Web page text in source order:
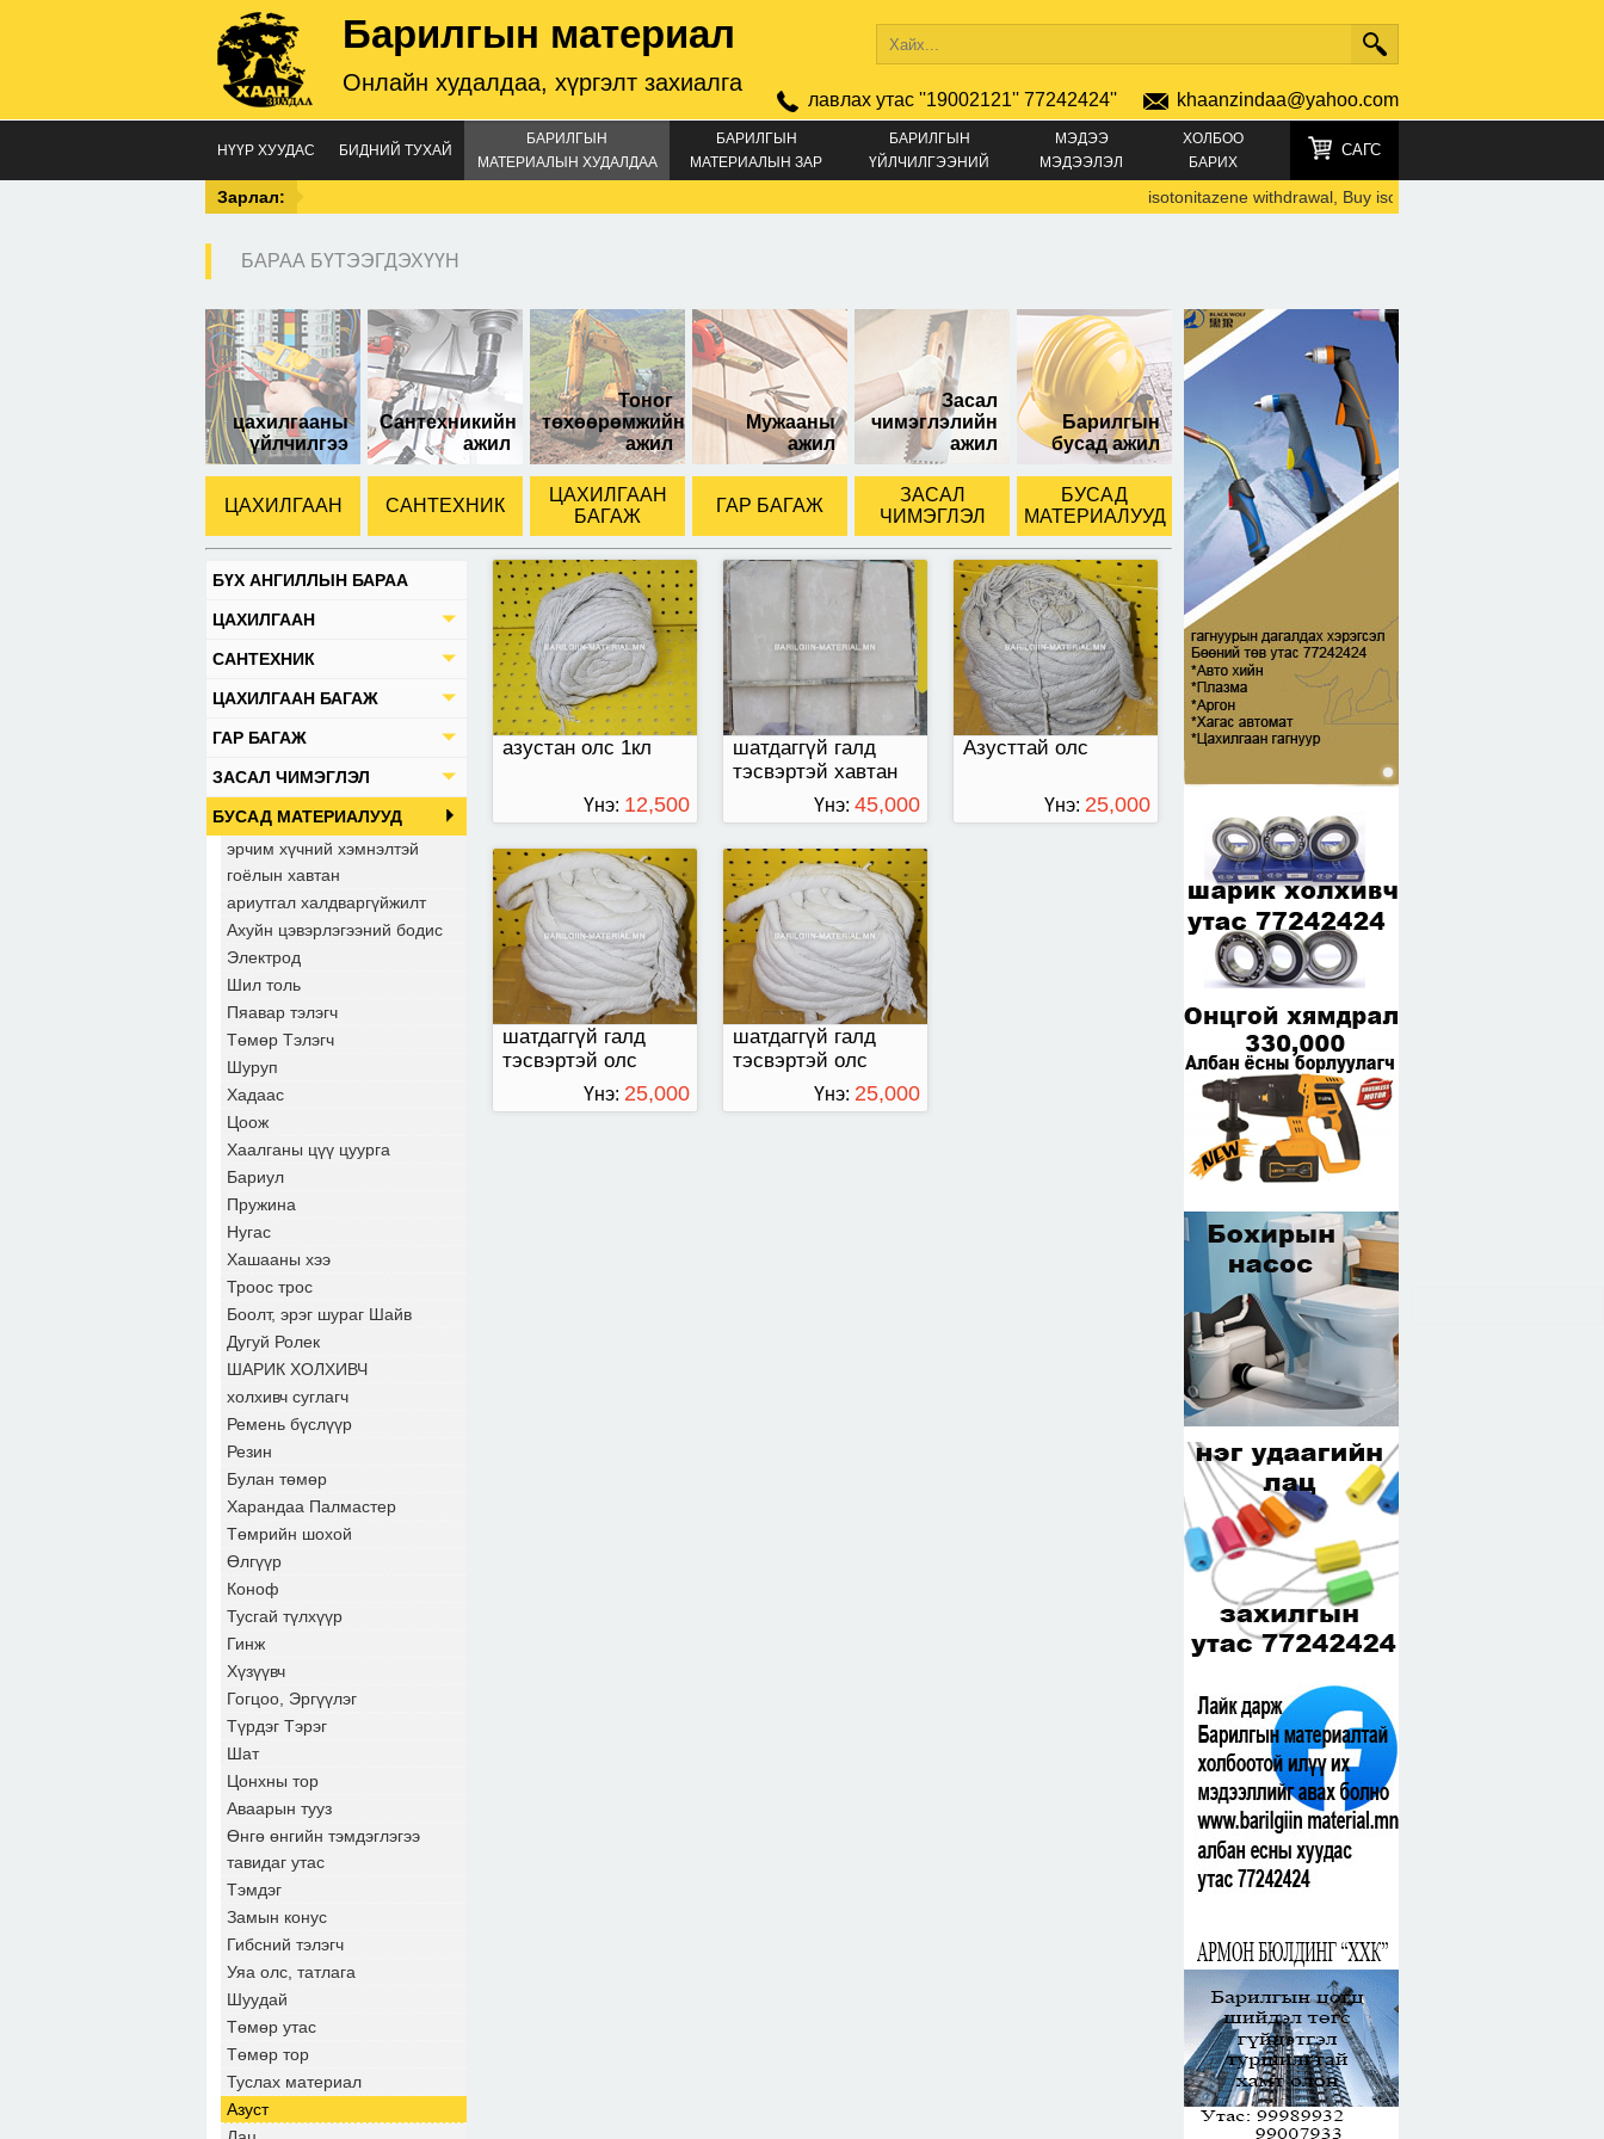
Барилгын материал
Онлайн худалдаа, хүргэлт захиалга
лавлах утас ''19002121'' 77242424'' khaanzindaa@yahoo.com
НҮҮР ХУУДАС БИДНИЙ ТУХАЙ
БАРИЛГЫН
МАТЕРИАЛЫН ХУДАЛДАА
БАРИЛГЫН
МАТЕРИАЛЫН ЗАР
БАРИЛГЫН
ҮЙЛЧИЛГЭЭНИЙ
МЭДЭЭ
МЭДЭЭЛЭЛ
ХОЛБОО
БАРИХ
САГС
Зарлал: isotonitazene withdrawal, Buy isotonitazene online,
БАРАА БҮТЭЭГДЭХҮҮН
цахилгааны
үйлчилгээ
Сантехникийн
ажил
Тоног
төхөөрөмжийн
ажил
Мужааны
ажил
Засал
чимэглэлийн
ажил
Барилгын
бусад ажил
ЦАХИЛГААН САНТЕХНИК
ЦАХИЛГААН
БАГАЖ
ГАР БАГАЖ
ЗАСАЛ
ЧИМЭГЛЭЛ
БУСАД
МАТЕРИАЛУУД
БҮХ АНГИЛЛЫН БАРАА
ЦАХИЛГААН
САНТЕХНИК
ЦАХИЛГААН БАГАЖ
ГАР БАГАЖ
ЗАСАЛ ЧИМЭГЛЭЛ
БУСАД МАТЕРИАЛУУД
эрчим хүчний хэмнэлтэй
гоёлын хавтан
ариутгал халдваргүйжилт
Ахуйн цэвэрлэгээний бодис
Электрод
Шил толь
Пяавар тэлэгч
Төмөр Тэлэгч
Шуруп
Хадаас
Цоож
Хаалганы цүү цуурга
Бариул
Пружина
Нугас
Хашааны хээ
Троос трос
Боолт, эрэг шураг Шайв
Дугуй Ролек
ШАРИК ХОЛХИВЧ
холхивч суглагч
Ремень бүслүүр
Резин
Булан төмөр
Харандаа Палмастер
Төмрийн шохой
Өлгүүр
Коноф
Тусгай түлхүүр
Гинж
Хүзүүвч
Гогцоо, Эргүүлэг
Түрдэг Тэрэг
Шат
Цонхны тор
Аваарын тууз
Өнгө өнгийн тэмдэглэгээ
тавидаг утас
Тэмдэг
Замын конус
Гибсний тэлэгч
Уяа олс, татлага
Шуудай
Төмөр утас
Төмөр тор
Туслах материал
Азуст
азустан олс 1кл
азустан олс
Үнэ: 12,500
ТӨГРӨГ
шатдаггүй галд
тэсвэртэй хавтан
азустан хавтан
шатдаггүй галд
тэсвэртэй
Үнэ: 45,000
ТӨГРӨГ
Азусттай олс
1кг
Үнэ: 25,000
шатдаггүй галд
тэсвэртэй олс
шатдаггүй галд
тэсвэртэй олс
Үнэ: 25,000
шатдаггүй галд
тэсвэртэй олс
шатдаггүй галд
тэсвэртэй олс
Үнэ: 25,000